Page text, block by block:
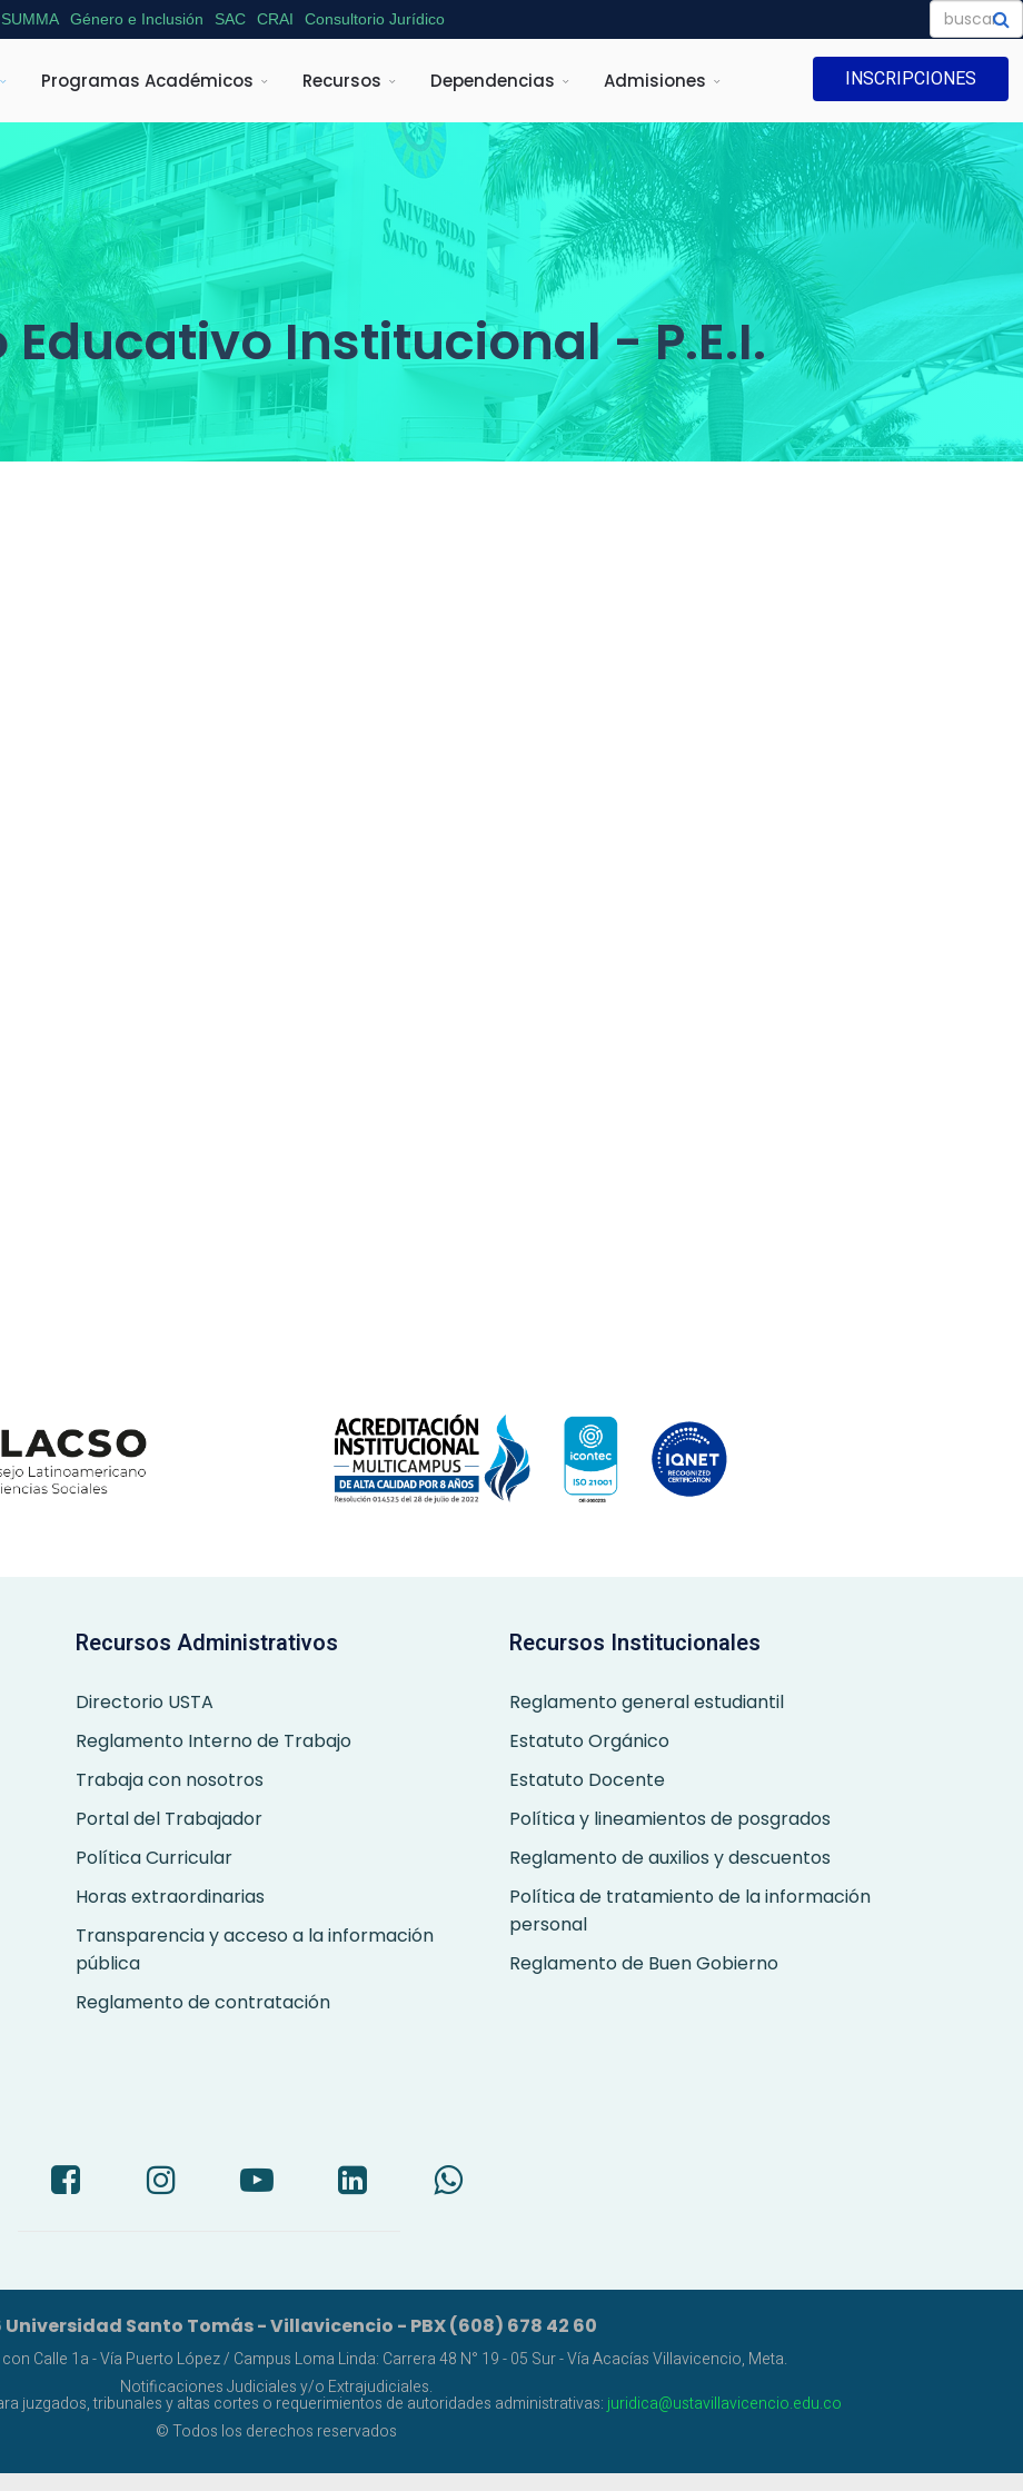
SUMMA Género e Inclusión SAC CRAI Consultorio Jurídico
Programas Académicos Recursos Dependencias Admisiones INSCRIPCIONES
Educativo Institucional - P.E.I.
Recursos Administrativos
Directorio USTA
Reglamento Interno de Trabajo
Trabaja con nosotros
Portal del Trabajador
Política Curricular
Horas extraordinarias
Transparencia y acceso a la información
pública
Reglamento de contratación
Recursos Institucionales
Reglamento general estudiantil
Estatuto Orgánico
Estatuto Docente
Política y lineamientos de posgrados
Reglamento de auxilios y descuentos
Política de tratamiento de la información
personal
Reglamento de Buen Gobierno
Universidad Santo Tomás - Villavicencio - PBX (608) 678 42 60
Calle 1a - Vía Puerto López / Campus Loma Linda: Carrera 48 N° 19 - 05 Sur - Vía Acacías Villavicencio, Meta.
Notificaciones Judiciales y/o Extrajudiciales.
juzgados, tribunales y altas cortes o requerimientos de autoridades administrativas: juridica@ustavillavicencio.edu.co
© Todos los derechos reservados